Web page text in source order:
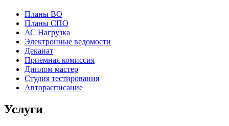
Планы ВО
Планы СПО
АС Нагрузка
Электронные ведомости
Деканат
Приемная комиссия
Диплом мастер
Студия тестирования
Авторасписание
Услуги